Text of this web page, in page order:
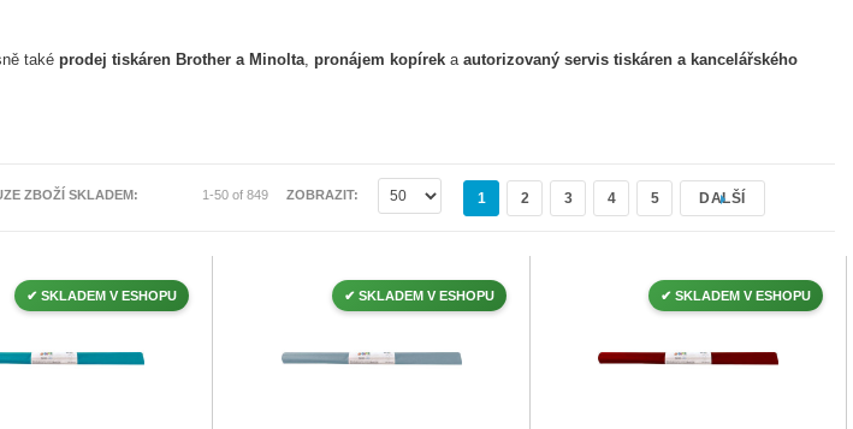
také prodej tiskáren Brother a Minolta pronájem kopírek a autorizovaný servis tiskáren a kancelářského
ZBOŽÍ SKLADEM 1-50 of 849 ZOBRAZIT 1 2 3 4 5 DALŠÍ
✔ SKLADEM V ESHOPU ✔ SKLADEM V ESHOPU ✔ SKLADEM V ESHOPU